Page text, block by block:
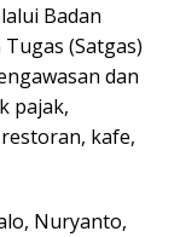
Badan
(Satgas)
dan
pajak,
kafe,
Nuryanto,